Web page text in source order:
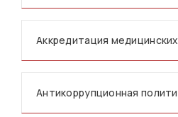
Аккредитация
Антикоррупционная